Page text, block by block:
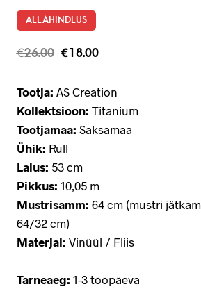
ALLAHINDLUS
€26.00 €18.00
Tootja: AS Creation
Kollektsioon: Titanium
Tootjamaa: Saksamaa
Ühik: Rull
Laius: 53 cm
Pikkus: 10,05 m
Mustrisamm: 64 cm (mustri
64/32 cm)
Materjal: Vinüül / Fliis
Tarneaeg: 1-3 tööpäeva